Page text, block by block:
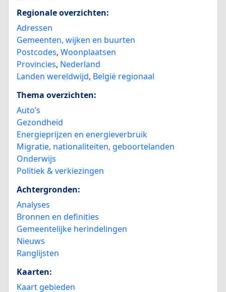
Regionale overzichten:
Adressen
Gemeenten, wijken en buurten
Postcodes, Woonplaatsen
Provincies, Nederland
Landen wereldwijd, België regionaal
Thema overzichten:
Auto’s
Gezondheid
Energieprijzen en energieverbruik
Migratie, nationaliteiten, geboortelanden
Onderwijs
Politiek & verkiezingen
Achtergronden:
Analyses
Bronnen en definities
Gemeentelijke herindelingen
Nieuws
Ranglijsten
Kaarten:
Kaart gebieden